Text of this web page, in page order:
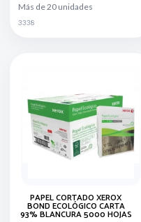
Más de 20 unidades
3338
PAPEL CORTADO XEROX
BOND ECOLÓGICO CARTA
93% BLANCURA 5000 HOJAS